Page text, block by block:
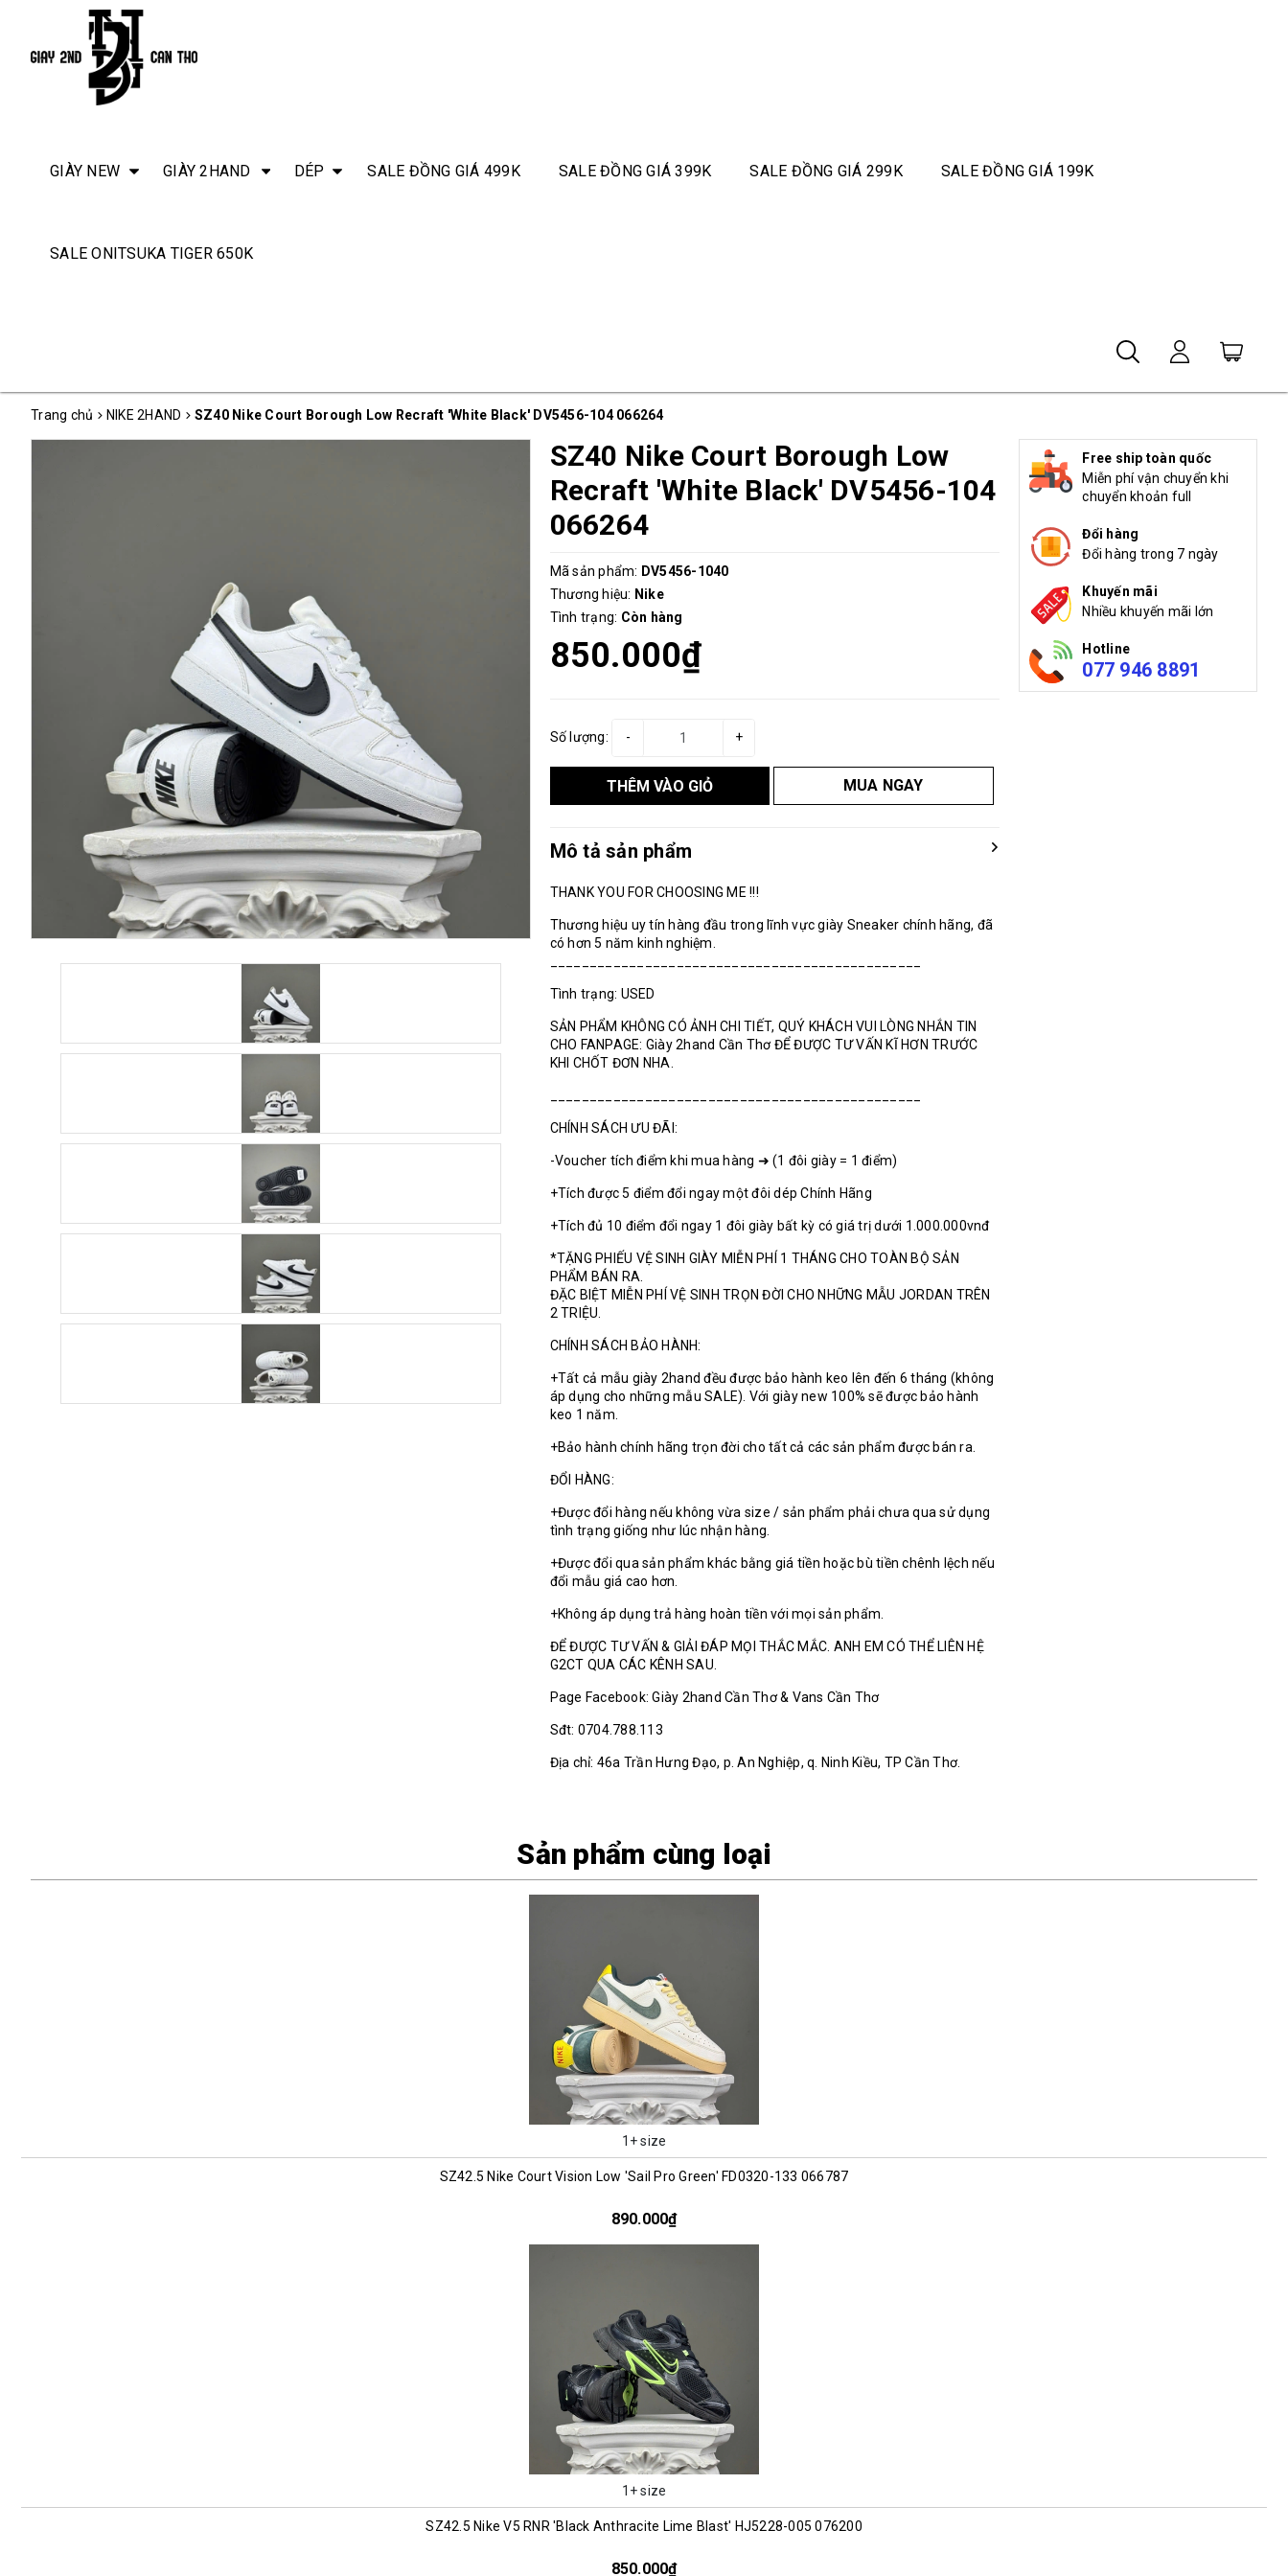
GIÀY NEW GIÀY 2HAND DÉP SALE ĐỒNG GIÁ 499K SALE ĐỒNG GIÁ 399K SALE ĐỒNG GIÁ 299K SALE ĐỒNG GIÁ 199K
SALE ONITSUKA TIGER 650K
Trang chủ NIKE 2HAND SZ40 Nike Court Borough Low Recraft 'White Black' DV5456-104 066264
SZ40 Nike Court Borough Low
Recraft 'White Black' DV5456-104
066264
Mã sản phẩm: DV5456-1040
Thương hiệu: Nike
Tình trạng: Còn hàng
850.000₫
Số lượng: +
-
THÊM VÀO GIỎ MUA NGAY
Mô tả sản phẩm
THANK YOU FOR CHOOSING ME !!!
Thương hiệu uy tín hàng đầu trong lĩnh vực giày Sneaker chính hãng, đã
có hơn 5 năm kinh nghiệm.
Tình trạng: USED
SẢN PHẨM KHÔNG CÓ ẢNH CHI TIẾT, QUÝ KHÁCH VUI LÒNG NHẮN TIN
CHO FANPAGE: Giày 2hand Cần Thơ ĐỂ ĐƯỢC TƯ VẤN KĨ HƠN TRƯỚC
KHI CHỐT ĐƠN NHA.
CHÍNH SÁCH ƯU ĐÃI:
-Voucher tích điểm khi mua hàng ➜ (1 đôi giày = 1 điểm)
+Tích được 5 điểm đổi ngay một đôi dép Chính Hãng
+Tích đủ 10 điểm đổi ngay 1 đôi giày bất kỳ có giá trị dưới 1.000.000vnđ
*TẶNG PHIẾU VỆ SINH GIÀY MIỄN PHÍ 1 THÁNG CHO TOÀN BỘ SẢN
PHẨM BÁN RA.
ĐẶC BIỆT MIỄN PHÍ VỆ SINH TRỌN ĐỜI CHO NHỮNG MẪU JORDAN TRÊN
2 TRIỆU.
CHÍNH SÁCH BẢO HÀNH:
+Tất cả mẫu giày 2hand đều được bảo hành keo lên đến 6 tháng (không
áp dụng cho những mẫu SALE). Với giày new 100% sẽ được bảo hành
keo 1 năm.
+Bảo hành chính hãng trọn đời cho tất cả các sản phẩm được bán ra.
ĐỔI HÀNG:
+Được đổi hàng nếu không vừa size / sản phẩm phải chưa qua sử dụng
tình trạng giống như lúc nhận hàng.
+Được đổi qua sản phẩm khác bằng giá tiền hoặc bù tiền chênh lệch nếu
đổi mẫu giá cao hơn.
+Không áp dụng trả hàng hoàn tiền với mọi sản phẩm.
ĐỂ ĐƯỢC TƯ VẤN & GIẢI ĐÁP MỌI THẮC MẮC. ANH EM CÓ THỂ LIÊN HỆ
G2CT QUA CÁC KÊNH SAU.
Page Facebook: Giày 2hand Cần Thơ & Vans Cần Thơ
Sđt: 0704.788.113
Địa chỉ: 46a Trần Hưng Đạo, p. An Nghiệp, q. Ninh Kiều, TP Cần Thơ.
Free ship toàn quốc
Miễn phí vận chuyển khi
chuyển khoản full
Đổi hàng
Đổi hàng trong 7 ngày
Khuyến mãi
Nhiều khuyến mãi lớn
Hotline
077 946 8891
Sản phẩm cùng loại
1+ size
SZ42.5 Nike Court Vision Low 'Sail Pro Green' FD0320-133 066787
890.000₫
1+ size
SZ42.5 Nike V5 RNR 'Black Anthracite Lime Blast' HJ5228-005 076200
850.000₫